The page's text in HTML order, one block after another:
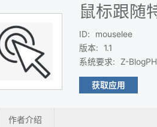
鼠标跟随
ID:
mouselee
版本:
1.1
系统要求: Z-
获取应用
作者介绍